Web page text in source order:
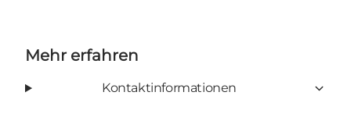
Mehr erfahren
Kontaktinformationen